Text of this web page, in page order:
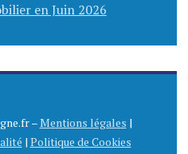
en Juin 2026
–Mentions légales |
| Politique de Cookies